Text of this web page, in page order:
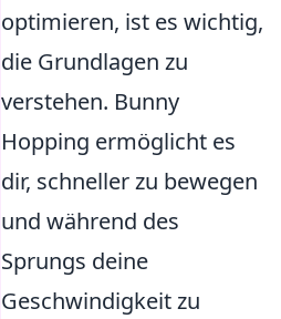
optimieren, ist es wichtig,
die Grundlagen zu
verstehen. Bunny
Hopping ermöglicht es
dir, schneller zu bewegen
und während des
Sprungs deine
Geschwindigkeit zu